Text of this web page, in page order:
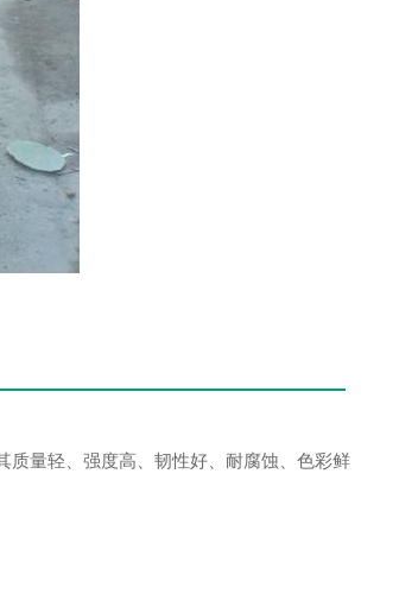
量轻、强度高、韧性好、耐腐蚀、色彩鲜